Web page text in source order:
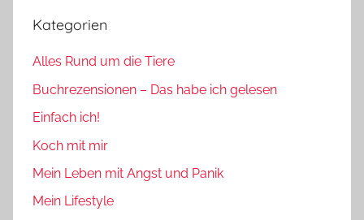
Kategorien
Alles Rund um die Tiere
Buchrezensionen – Das habe ich gelesen
Einfach ich!
Koch mit mir
Mein Leben mit Angst und Panik
Mein Lifestyle